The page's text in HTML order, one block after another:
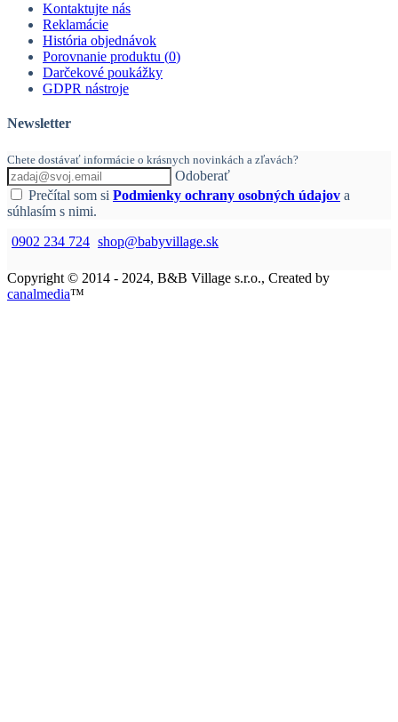
Kontaktujte nás
Reklamácie
História objednávok
Porovnanie produktu (0)
Darčekové poukážky
GDPR nástroje
Newsletter
Chete dostávať informácie o krásnych novinkách a zľavách?
Odoberať
Prečítal som si Podmienky ochrany osobných údajov a
súhlasím s nimi.
0902 234 724 shop@babyvillage.sk
Copyright © 2014 - 2024, B&B Village s.r.o., Created by
canalmedia™